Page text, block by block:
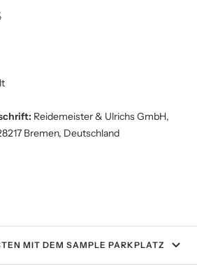
Reidemeister & Ulrichs GmbH,
Bremen, Deutschland
MIT DEM SAMPLE PARKPLATZ